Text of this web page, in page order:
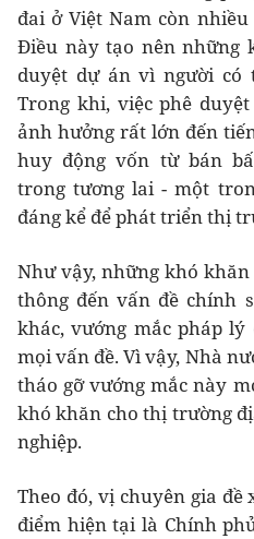
đai ở Việt Nam còn
Điều này tạo nên những
duyệt dự án vì người có
Trong khi, việc phê
ảnh hưởng rất lớn đến
huy động vốn từ bán
trong tương lai - một
đáng kể để phát triển thị
Như vậy, những khó
thông đến vấn đề chính
khác, vướng mắc pháp
mọi vấn đề. Vì vậy, Nhà
tháo gỡ vướng mắc này
khó khăn cho thị trường
nghiệp.
Theo đó, vị chuyên gia
điểm hiện tại là Chính